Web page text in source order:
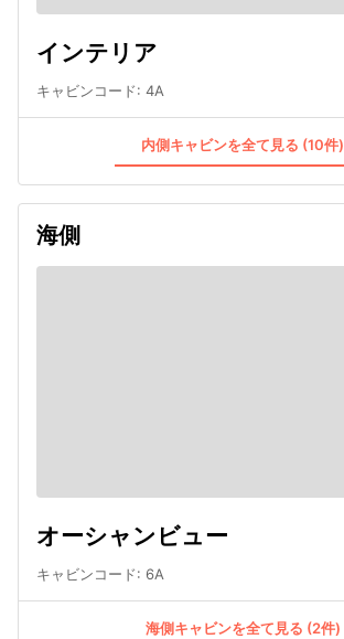
インテリア
キャビンコード: 4A
内側キャビンを全て見る (10件)
海側
オーシャンビュー
キャビンコード: 6A
海側キャビンを全て見る (2件)